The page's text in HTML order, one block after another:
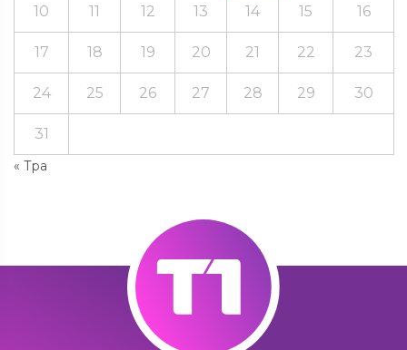
« Тра
10 11 12 13 14 15 16
17 18 19 20 21 22 23
24 25 26 27 28 29 30
31